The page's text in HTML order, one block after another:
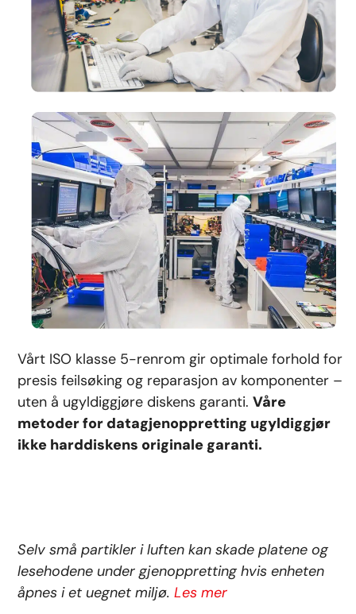
Vårt ISO klasse 5-renrom gir optimale forhold for
presis feilsøking og reparasjon av komponenter –
uten å ugyldiggjøre diskens garanti.Våre
metoder for datagjenoppretting ugyldiggjør
ikke harddiskens originale garanti.
Selv små partikler i luften kan skade platene og
lesehodene under gjenoppretting hvis enheten
åpnes i et uegnet miljø.Les mer